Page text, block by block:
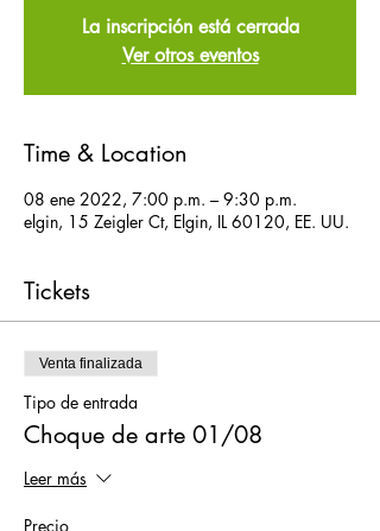
La inscripción está cerrada
Ver otros eventos
Time & Location
08 ene 2022, 7:00 p.m. – 9:30 p.m.
elgin, 15 Zeigler Ct, Elgin, IL 60120, EE. UU.
Tickets
Venta finalizada
Tipo de entrada
Choque de arte 01/08
Leer más
Precio